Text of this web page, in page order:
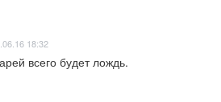
18:32
всего будет лождь.